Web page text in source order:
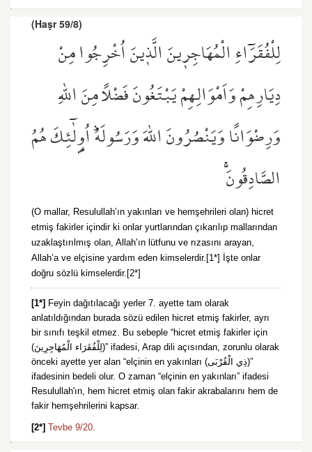
(Haşr 59/8)
لِلْفُقَرَٓاءِ الْمُهَاجِر۪ينَ الَّذ۪ينَ اُخْرِجُوا مِنْ
دِيَارِهِمْ وَاَمْوَالِهِمْ يَبْتَغُونَ فَضْلًا مِنَ اللّٰهِ
وَرِضْوَانًا وَيَنْصُرُونَ اللّٰهَ وَرَسُولَهُۜ اُو۬لٰٓئِكَ هُمُ
الصَّادِقُونَۚ
(O mallar, Resulullah’ın yakınları ve hemşehrileri olan) hicret
etmiş fakirler içindir ki onlar yurtlarından çıkarılıp mallarından
uzaklaştırılmış olan, Allah’ın lütfunu ve rızasını arayan,
Allah’a ve elçisine yardım eden kimselerdir.[1*] İşte onlar
doğru sözlü kimselerdir.[2*]
[1*] Feyin dağıtılacağı yerler 7. ayette tam olarak
anlatıldığından burada sözü edilen hicret etmiş fakirler, ayrı
bir sınıfı teşkil etmez. Bu sebeple “hicret etmiş fakirler için
(لِلْفُقَرَاء الْمُهَاجِرِينَ)” ifadesi, Arap dili açısından, zorunlu olarak
önceki ayette yer alan “elçinin en yakınları (ذِي الْقُرْبَى)”
ifadesinin bedeli olur. O zaman “elçinin en yakınları” ifadesi
Resulullah'ın, hem hicret etmiş olan fakir akrabalarını hem de
fakir hemşehrilerini kapsar.
[2*] Tevbe 9/20.